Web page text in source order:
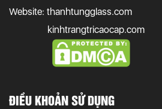
Website: thanhtungglass.com
kinhtrangtricaocap.com
ĐIỀU KHOẢN SỬ DỤNG